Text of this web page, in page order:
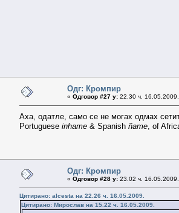
Одг: Кромпир
« Одговор #27 у: 22.30 ч.
Аха, одатле, само се не могах одмах
Portuguese inhame & Spanish ñame , of
Одг: Кромпир
« Одговор #28 у: 23.02 ч.
Цитирано: alcesta на 22.26 ч. 16.05.2009.
Цитирано: Мирослав на 15.22 ч. 16.05.2009.